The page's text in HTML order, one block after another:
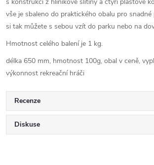
vše je sbaleno do praktického obalu pro snadné
si tak můžete s sebou vzít do parku nebo na
Hmotnost celého balení je 1 kg.
délka 650 mm, hmotnost 100g, obal v ceně,
výkonnost rekreační hráči
Recenze
Diskuse